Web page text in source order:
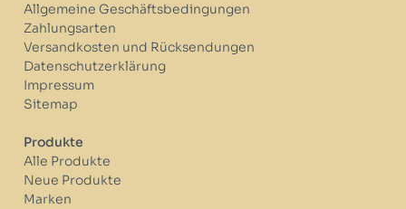
Allgemeine Geschäftsbedingungen
Zahlungsarten
Versandkosten und Rücksendungen
Datenschutzerklärung
Impressum
Sitemap
Produkte
Alle Produkte
Neue Produkte
Marken